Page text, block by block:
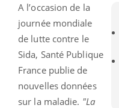
A l’occasion de la
journée mondiale
de lutte contre le
Sida, Santé Publique
France publie de
nouvelles données
sur la maladie. "La